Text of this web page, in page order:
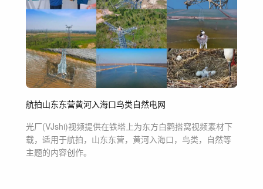
航拍山东东营黄河入海口鸟类自然电网
光厂(VJshi)视频提供在铁塔上为东方白鹳搭窝视频素材下
载，适用于航拍，山东东营，黄河入海口，鸟类，自然等
主题的内容创作。